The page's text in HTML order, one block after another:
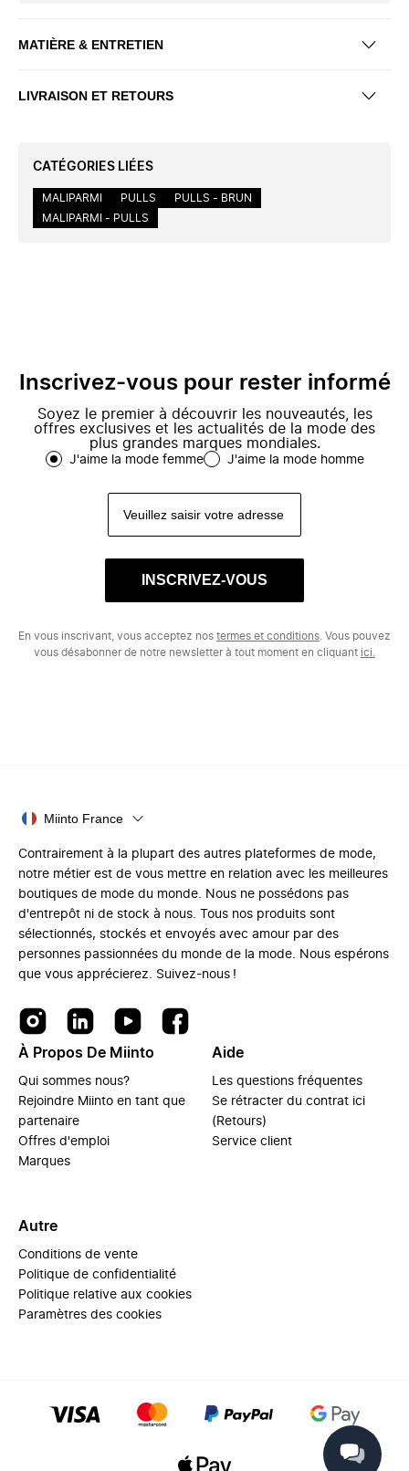
MATIÈRE & ENTRETIEN
LIVRAISON ET RETOURS
CATÉGORIES LIÉES
MALIPARMI PULLS
PULLS - BRUN
MALIPARMI - PULLS
Inscrivez-vous pour rester informé
Soyez le premier à découvrir les nouveautés, les
offres exclusives et les actualités de la mode des
plus grandes marques mondiales.
J'aime la mode femme J'aime la mode homme
INSCRIVEZ-VOUS
En vous inscrivant, vous acceptez nos termes et conditions . Vous pouvez
vous désabonner de notre newsletter à tout moment en cliquant ici.
Miinto France
Contrairement à la plupart des autres plateformes de mode,
notre métier est de vous mettre en relation avec les meilleures
boutiques de mode du monde. Nous ne possédons pas
d'entrepôt ni de stock à nous. Tous nos produits sont
sélectionnés, stockés et envoyés avec amour par des
personnes passionnées du monde de la mode. Nous espérons
que vous apprécierez. Suivez-nous !
À Propos De Miinto
Qui sommes nous?
Rejoindre Miinto en tant que
partenaire
Offres d'emploi
Marques
Aide
Les questions fréquentes
Se rétracter du contrat ici
(Retours)
Service client
Autre
Conditions de vente
Politique de confidentialité
Politique relative aux cookies
Paramètres des cookies